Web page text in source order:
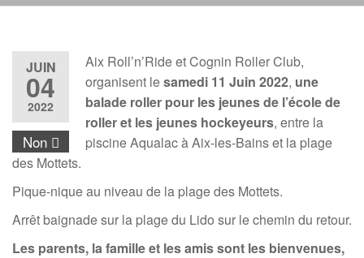
JUIN
04
2022
Non
Aix Roll’n’Ride et Cognin Roller Club,
organisent lesamedi 11 Juin 2022, une
balade roller pour les jeunes de l’école de
roller et les jeunes hockeyeurs, entre la
piscine Aqualac à Aix-les-Bains et la plage
des Mottets.
Pique-nique au niveau de la plage des Mottets.
Arrêt baignade sur la plage du Lido sur le chemin du retour.
Les parents, la famille et les amis sont les bienvenues,